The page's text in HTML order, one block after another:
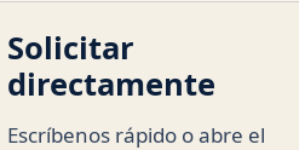
Solicitar
directamente
Escríbenos rápido o abre el